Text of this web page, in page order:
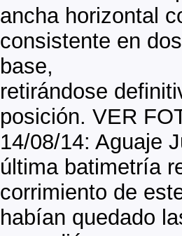
ancha horizontal
consistente en
base,
retirándose
posición. VER
14/08/14: Aguaje
última batimetría
corrimiento de
habían quedado